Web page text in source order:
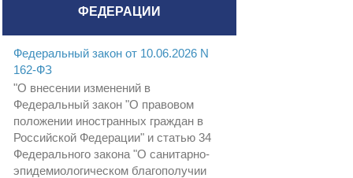
ФЕДЕРАЦИИ
Федеральный закон от 10.06.2026 N
162-ФЗ
"О внесении изменений в
Федеральный закон "О правовом
положении иностранных граждан в
Российской Федерации" и статью 34
Федерального закона "О санитарно-
эпидемиологическом благополучии